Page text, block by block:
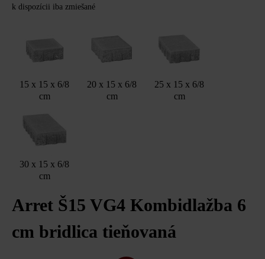
k dispozícii iba zmiešané
15 x 15 x 6/8
cm
20 x 15 x 6/8
cm
25 x 15 x 6/8
cm
30 x 15 x 6/8
cm
Arret Š15 VG4 Kombidlažba 6
cm bridlica tieňovaná